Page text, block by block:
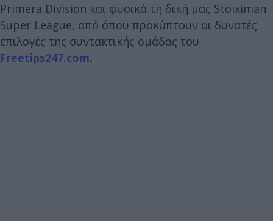
Primera Division και φυσικά τη δική μας Stoiximan
Super League, από όπου προκύπτουν οι δυνατές
επιλογές της συντακτικής ομάδας του
Freetips247.com.